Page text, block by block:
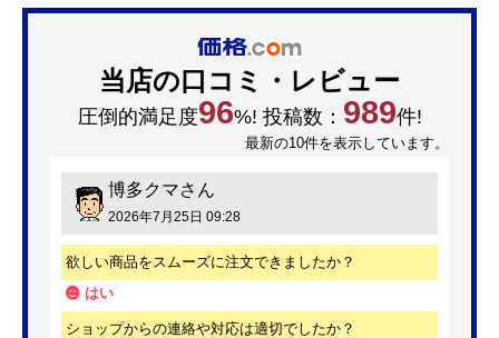
当店の口コミ・レビュー
圧倒的満足度96%! 投稿数： 989件!
最新の10件を表示しています。
博多クマさん
2026年7月25日 09:28
欲しい商品をスムーズに注文できましたか？
はい
ショップからの連絡や対応は適切でしたか？